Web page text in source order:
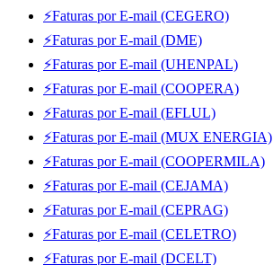
⚡Faturas por E-mail (CEGERO)
⚡Faturas por E-mail (DME)
⚡Faturas por E-mail (UHENPAL)
⚡Faturas por E-mail (COOPERA)
⚡Faturas por E-mail (EFLUL)
⚡Faturas por E-mail (MUX ENERGIA)
⚡Faturas por E-mail (COOPERMILA)
⚡Faturas por E-mail (CEJAMA)
⚡Faturas por E-mail (CEPRAG)
⚡Faturas por E-mail (CELETRO)
⚡Faturas por E-mail (DCELT)